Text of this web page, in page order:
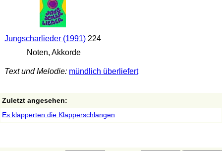
Jungscharlieder (1991)224
Noten, Akkorde
Text und Melodie: mündlich überliefert
Zuletzt angesehen:
Es klapperten die Klapperschlangen